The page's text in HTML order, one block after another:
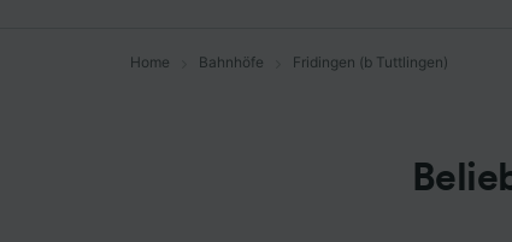
Home Bahnhöfe Fridingen (b Tuttlingen)